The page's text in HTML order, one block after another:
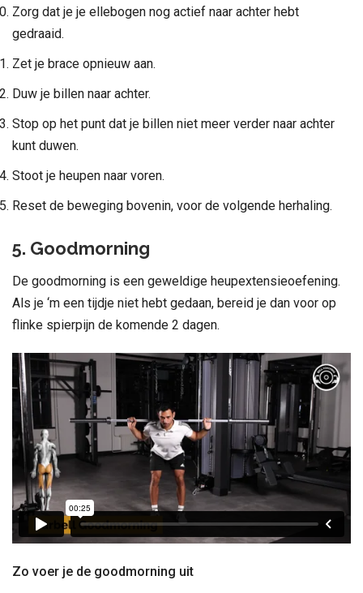
Zorg dat je je ellebogen nog actief naar achter hebt
gedraaid.
Zet je brace opnieuw aan.
Duw je billen naar achter.
Stop op het punt dat je billen niet meer verder naar achter
kunt duwen.
Stoot je heupen naar voren.
Reset de beweging bovenin, voor de volgende herhaling.
5. Goodmorning
De goodmorning is een geweldige heupextensieoefening.
Als je ‘m een tijdje niet hebt gedaan, bereid je dan voor op
flinke spierpijn de komende 2 dagen.
Zo voer je de goodmorning uit